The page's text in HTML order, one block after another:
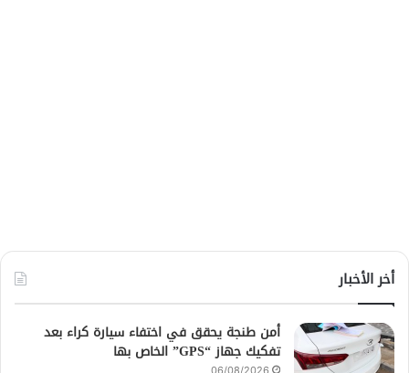
أخر الأخبار
أمن طنجة يحقق في اختفاء سيارة كراء بعد
تفكيك جهاز “GPS” الخاص بها
06/08/2026